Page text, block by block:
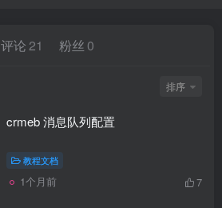
评论 21 粉丝 0
排序
crmeb 消息队列配置
教程文档
1个月前 7